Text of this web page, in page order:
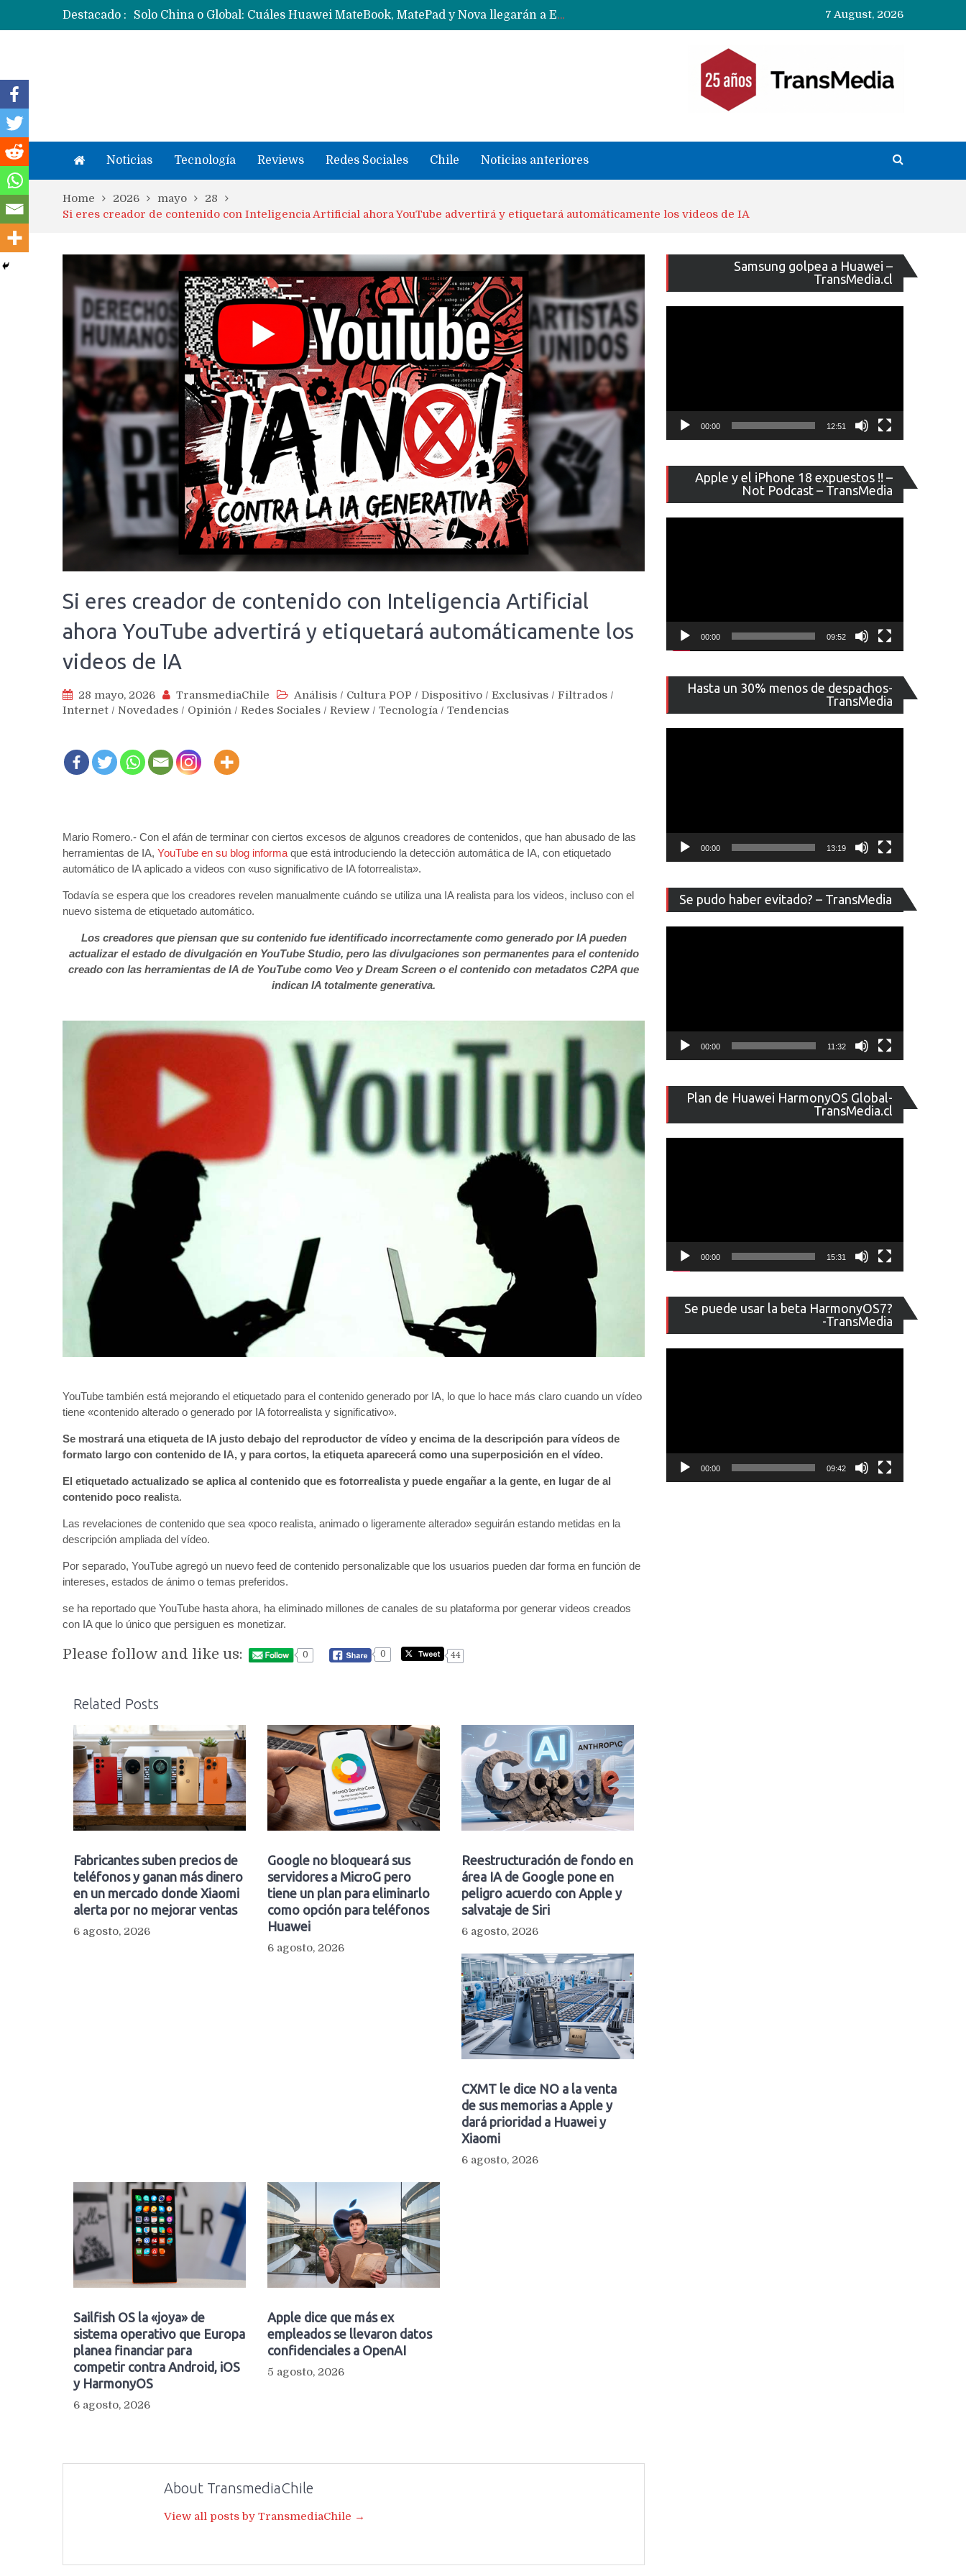
Destacado :
Data Centers de Huawei en Chile, México, Brasil,Perú y Argentina podrían verse afectados por arremetida de EE.UU
Fabricantes suben precios de teléfonos y ganan más dinero en un mercado donde Xiaomi alerta por no mejorar ventas
7 August, 2026
Noticias Tecnología Reviews Redes Sociales Chile Noticias anteriores
Home 2026 mayo
28
Si eres creador de contenido con Inteligencia Artificial ahora YouTube advertirá y etiquetará automáticamente los videos de IA
Si eres creador de contenido con Inteligencia Artificial
ahora YouTube advertirá y etiquetará automáticamente los
videos de IA
28 mayo, 2026 TransmediaChile Análisis / Cultura POP / Dispositivo / Exclusivas / Filtrados /
Internet / Novedades / Opinión / Redes Sociales / Review / Tecnología / Tendencias
Mario Romero.- Con el afán de terminar con ciertos excesos de algunos creadores de contenidos, que han abusado de las
herramientas de IA, YouTube en su blog informaque está introduciendo la detección automática de IA, con etiquetado
automático de IA aplicado a videos con «uso significativo de IA fotorrealista».
Todavía se espera que los creadores revelen manualmente cuándo se utiliza una IA realista para los videos, incluso con el
nuevo sistema de etiquetado automático.
Los creadores que piensan que su contenido fue identificado incorrectamente como generado por IA pueden
actualizar el estado de divulgación en YouTube Studio, pero las divulgaciones son permanentes para el contenido
creado con las herramientas de IA de YouTube como Veo y Dream Screen o el contenido con metadatos C2PA que
indican IA totalmente generativa.
YouTube también está mejorando el etiquetado para el contenido generado por IA, lo que lo hace más claro cuando un vídeo
tiene «contenido alterado o generado por IA fotorrealista y significativo».
Se mostrará una etiqueta de IA justo debajo del reproductor de vídeo y encima de la descripción para vídeos de
formato largo con contenido de IA, y para cortos, la etiqueta aparecerá como una superposición en el vídeo.
El etiquetado actualizado se aplica al contenido que es fotorrealista y puede engañar a la gente, en lugar de al
contenido poco realista.
Las revelaciones de contenido que sea «poco realista, animado o ligeramente alterado» seguirán estando metidas en la
descripción ampliada del vídeo.
Por separado, YouTube agregó un nuevo feed de contenido personalizable que los usuarios pueden dar forma en función de
intereses, estados de ánimo o temas preferidos.
se ha reportado que YouTube hasta ahora, ha eliminado millones de canales de su plataforma por generar videos creados
con IA que lo único que persiguen es monetizar.
Please follow and like us: 0 0 44
Related Posts
Fabricantes suben precios de
teléfonos y ganan más dinero
en un mercado donde Xiaomi
alerta por no mejorar ventas
6 agosto, 2026
Google no bloqueará sus
servidores a MicroG pero
tiene un plan para eliminarlo
como opción para teléfonos
Huawei
6 agosto, 2026
Reestructuración de fondo en
área IA de Google pone en
peligro acuerdo con Apple y
salvataje de Siri
6 agosto, 2026
CXMT le dice NO a la venta
de sus memorias a Apple y
dará prioridad a Huawei y
Xiaomi
6 agosto, 2026
Sailfish OS la «joya» de
sistema operativo que Europa
planea financiar para
competir contra Android, iOS
y HarmonyOS
6 agosto, 2026
Apple dice que más ex
empleados se llevaron datos
confidenciales a OpenAI
5 agosto, 2026
About TransmediaChile
View all posts by TransmediaChile →
Samsung golpea a Huawei –
TransMedia.cl
de
vídeo
00:00 12:51
Apple y el iPhone 18 expuestos !! –
Not Podcast – TransMedia
de
vídeo
00:00 09:52
Hasta un 30% menos de despachos-
TransMedia
de
vídeo
00:00 13:19
Se pudo haber evitado? – TransMedia
de
vídeo
00:00 11:32
Plan de Huawei HarmonyOS Global-
TransMedia.cl
de
vídeo
00:00 15:31
Se puede usar la beta HarmonyOS7?
-TransMedia
de
vídeo
00:00 09:42